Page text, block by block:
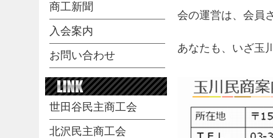
会の運営は、会員
あなたも、いざ玉
商工新聞
入会案内
お問い合わせ
世田谷民主商工会
北沢民主商工会